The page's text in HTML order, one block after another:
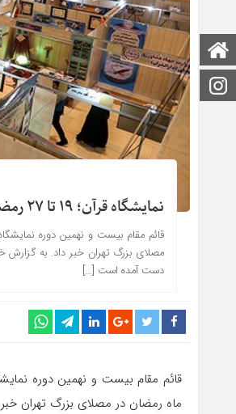
صفحه اصلی
اینستاگرام
نمایشگاه قرآن؛ ۱۹ تا ۲۷ رمضان میزبان علاقه مندان
مصلای بزرگ تهران خبر داد. به گزارش
دست آمده است […]
ماه رمضان در مصلای بزرگ تهران خبر